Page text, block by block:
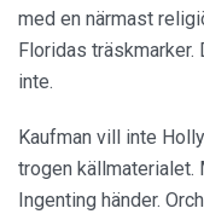
med en närmast
Floridas träskmarker.
inte.
Kaufman vill inte
trogen källmaterialet.
Ingenting händer.